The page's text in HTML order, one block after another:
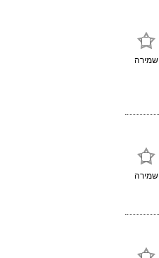
שמירה
שמירה